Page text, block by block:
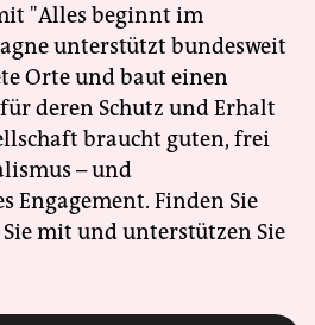
"Alles beginnt im
unterstützt bundesweit
Orte und baut einen
deren Schutz und Erhalt
braucht guten, frei
– und
Engagement. Finden Sie
mit und unterstützen Sie